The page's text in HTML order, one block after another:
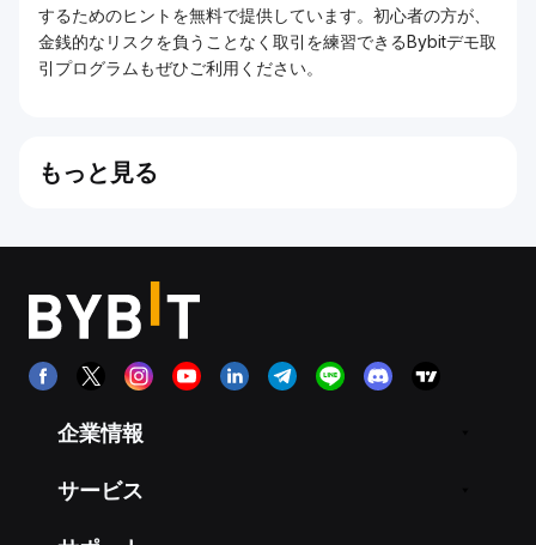
するためのヒントを無料で提供しています。初心者の方が、
金銭的なリスクを負うことなく取引を練習できるBybitデモ取
引プログラムもぜひご利用ください。
もっと見る
企業情報
サービス